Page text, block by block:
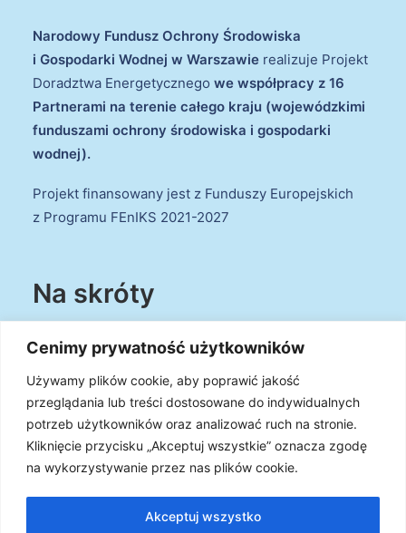
Cenimy prywatność użytkowników
Używamy plików cookie, aby poprawić jakość
przeglądania lub treści dostosowane do indywidualnych
potrzeb użytkowników oraz analizować ruch na stronie.
Kliknięcie przycisku „Akceptuj wszystkie” oznacza zgodę
na wykorzystywanie przez nas plików cookie.
Akceptuj wszystko
Narodowy Fundusz Ochrony Środowiska
i Gospodarki Wodnej w Warszawie realizuje Projekt
Doradztwa Energetycznego we współpracy z 16
Partnerami na terenie całego kraju (wojewódzkimi
funduszami ochrony środowiska i gospodarki
wodnej).
Projekt finansowany jest z Funduszy Europejskich
z Programu FEnIKS 2021-2027
Na skróty
Polityka cookies
Regulamin
Mapa strony
Zgłoś nieprawidłowość
Deklaracja dostępności
O Projekcie
Obowiązek przestrzegania zasad równościowych
oraz warunków podstawowych